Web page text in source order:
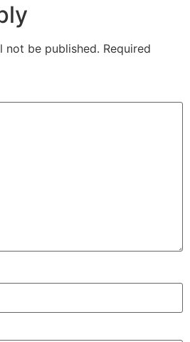
not be published. Required